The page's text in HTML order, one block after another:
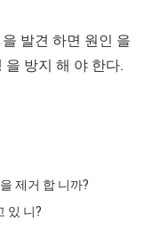
발견 하면 원인 을
을 방지 해 야 한다.
제거 합 니까?
있 니?